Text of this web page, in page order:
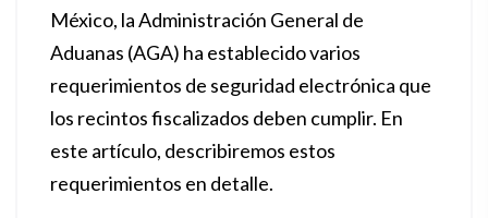
México, la Administración General de
Aduanas (AGA) ha establecido varios
requerimientos de seguridad electrónica que
los recintos fiscalizados deben cumplir. En
este artículo, describiremos estos
requerimientos en detalle.